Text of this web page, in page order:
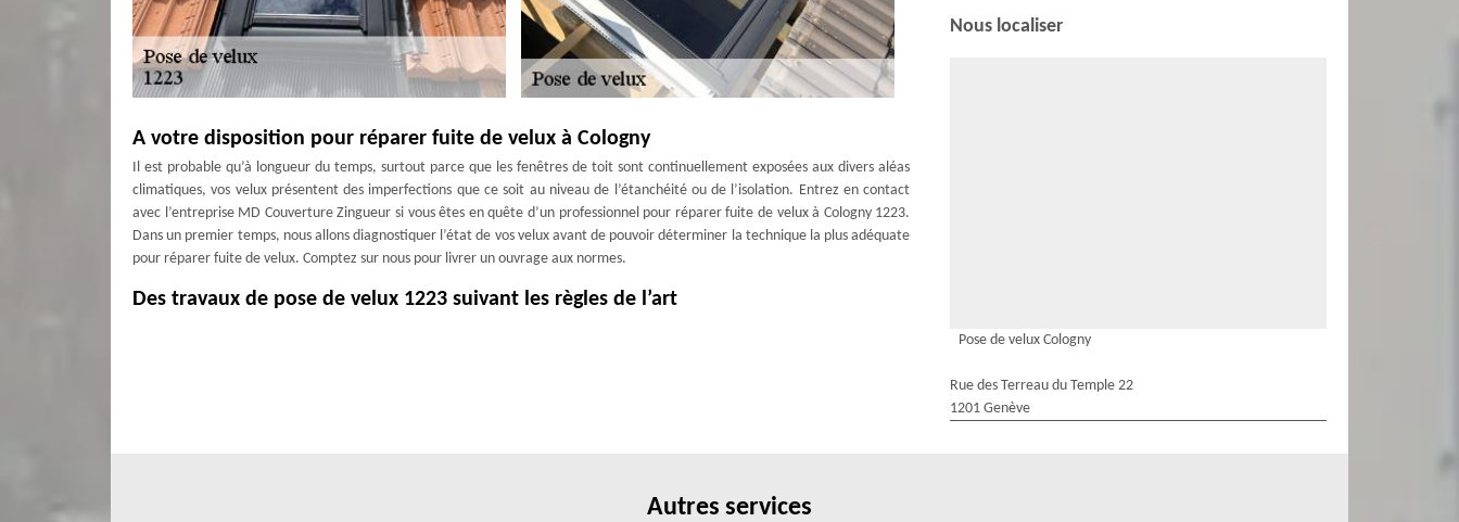
A votre disposition pour réparer fuite de velux à Cologny
Il est probable qu’à longueur du temps, surtout parce que les fenêtres de toit sont continuellement exposées aux divers aléas
climatiques, vos velux présentent des imperfections que ce soit au niveau de l’étanchéité ou de l’isolation. Entrez en contact
avec l’entreprise MD Couverture Zingueur si vous êtes en quête d’un professionnel pour réparer fuite de velux à Cologny 1223.
Dans un premier temps, nous allons diagnostiquer l’état de vos velux avant de pouvoir déterminer la technique la plus adéquate
pour réparer fuite de velux. Comptez sur nous pour livrer un ouvrage aux normes.
Des travaux de pose de velux 1223 suivant les règles de l’art
Nous localiser
Pose de velux Cologny
Rue des Terreau du Temple 22
1201 Genève
Autres services